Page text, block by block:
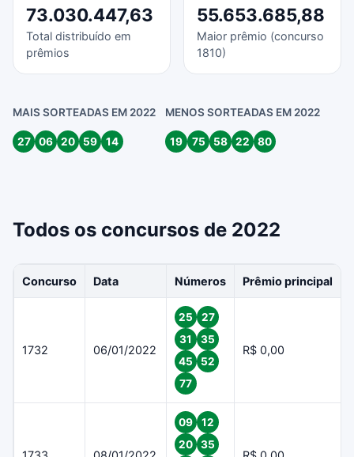
73.030.447,63
Total distribuído em
prêmios
55.653.685,88
Maior prêmio (concurso
1810)
MAIS SORTEADAS EM 2022
27 06 20 59 14
MENOS SORTEADAS EM 2022
19 75 58 22 80
Todos os concursos de 2022
Concurso Data Números Prêmio principal
1732 06/01/2022
25
27
31
35
45
52
77
R$ 0,00
09
12
20
35